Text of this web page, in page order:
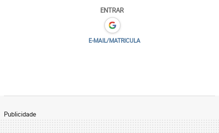
ENTRAR
E-MAIL/MATRICULA
Publicidade